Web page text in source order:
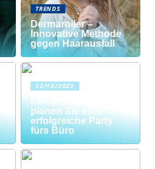
TRENDS
Dermaroller –
Innovative Methode
gegen Haarausfall
22/10/2022
Firmenfeier? So
planen Sie eine
erfolgreiche Party
fürs Büro